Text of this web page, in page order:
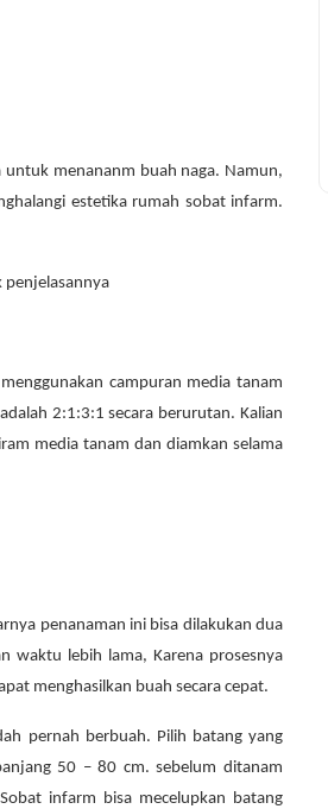
menananm buah naga. Namun,
estetika rumah sobat infarm.
penjelasannya
campuran media tanam
2:1:3:1 secara berurutan. Kalian
media tanam dan diamkan selama
penanaman ini bisa dilakukan dua
waktu lebih lama, Karena prosesnya
menghasilkan buah secara cepat.
pernah berbuah. Pilih batang yang
50 – 80 cm. sebelum ditanam
infarm bisa mecelupkan batang